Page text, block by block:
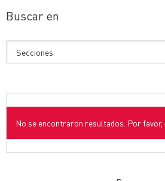
Buscar en
No se encontraron resultados. Por favor,